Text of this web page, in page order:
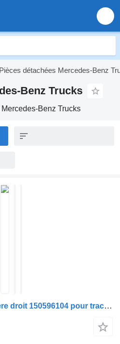
Pièces détachées Mercedes-Benz
Benz Trucks
Benz Trucks
Clignotant Feu stop arrière droit 150596104 pour tracteur routier Mercedes-Benz ACTROS MP4